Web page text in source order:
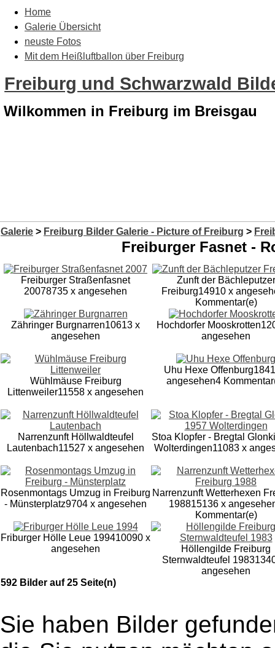
Home
Galerie Übersicht
neuste Fotos
Mit dem Heißluftballon über Freiburg
Freiburg und Schwarzwald
Wilkommen in Freiburg im Breisgau
Galerie > Freiburg Bilder Galerie - Picture of Freiburg >
Freiburger Fasnet -
Freiburger Straßenfasnet
20078735 x angesehen
Zunft der Bächleputzer
Freiburg14910 x
Kommentar(e)
Zähringer Burgnarren10613 x
angesehen
Hochdorfer Mooskrotten
angesehen
Wühlmäuse Freiburg
Littenweiler11558 x angesehen
Uhu Hexe Offenburg
angesehen4
Narrenzunft Höllwaldteufel
Lautenbach11527 x angesehen
Stoa Klopfer - Bregtal
Wolterdingen11083 x
Rosenmontags Umzug in Freiburg
- Münsterplatz9704 x angesehen
Narrenzunft Wetterhexen
198815136 x
Kommentar(e)
Friburger Hölle Leue 199410090 x
angesehen
Höllengilde Freiburg
Sternwaldteufel 1983
angesehen
592 Bilder auf 25 Seite(n)
Sie haben Bilder